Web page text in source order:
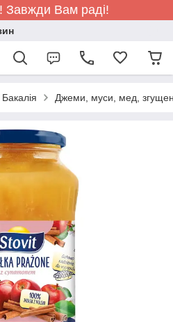
Завжди Вам раді!
Бакалія Джеми, муси, мед,